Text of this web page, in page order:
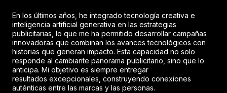
En los últimos años, he integrado tecnología creativa e
inteligencia artificial generativa en las estrategias
publicitarias, lo que me ha permitido desarrollar campañas
innovadoras que combinan los avances tecnológicos con
historias que generan impacto. Esta capacidad no solo
responde al cambiante panorama publicitario, sino que lo
anticipa. Mi objetivo es siempre entregar
resultados excepcionales, construyendo conexiones
auténticas entre las marcas y las personas.